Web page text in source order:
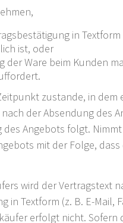
in
ist, oder
der Ware beim Kunden
zustande, in dem
der Absendung des
Angebots folgt.
mit der Folge,
wird der Vertragstext
Textform (z. B. E-Mail,
erfolgt nicht. Sofern